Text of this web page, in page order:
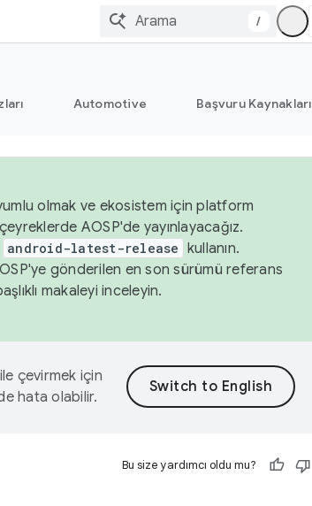
/
Automotive Başvuru Kaynakları
olmak ve ekosistem için platform
AOSP'de yayınlayacağız.
android-latest-release kullanın.
gönderilen en son sürümü referans
makaleyi inceleyin.
çevirmek için
hata olabilir.
Bu size yardımcı oldu mu?